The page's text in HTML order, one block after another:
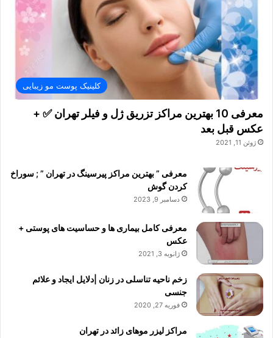
کلینیک پوست مو زیبایی
معرفی 10 بهترین مراکز تزریق ژل و فیلر تهران ✅ +
عکس قبل بعد
ژوئن 11, 2021
معرفی ” بهترین مراکز پیرسینگ در تهران ” ; سوراخ
کردن گوش
دسامبر 9, 2023
معرفی کامل بیماری ها و حساسیت های پوستی +
عکس
ژانویه 3, 2021
زخم ناحیه تناسلی در زنان |دلایل ایجاد و علائم
جنسی
فوریه 27, 2020
مراکز لیزر موهای زائد در تهران